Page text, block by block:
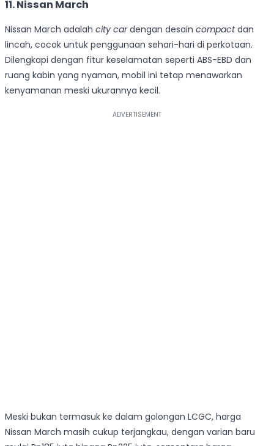
11.Nissan March
Nissan March adalah city cardengan desain compactdan
lincah, cocok untuk penggunaan sehari-hari di perkotaan.
Dilengkapi dengan fitur keselamatan seperti ABS-EBD dan
ruang kabin yang nyaman, mobil ini tetap menawarkan
kenyamanan meski ukurannya kecil.
Meski bukan termasuk ke dalam golongan LCGC, harga
Nissan March masih cukup terjangkau, dengan varian baru